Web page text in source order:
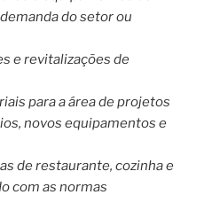
do setor ou
e revitalizações de
para a área de projetos
novos equipamentos e
de restaurante, cozinha e
com as normas